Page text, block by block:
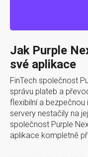
Jak Purple
své aplikace
FinTech společnost
správu plateb a
flexibilní a bezpečnou
servery nestačily na
společnost Purple
aplikace kompletně